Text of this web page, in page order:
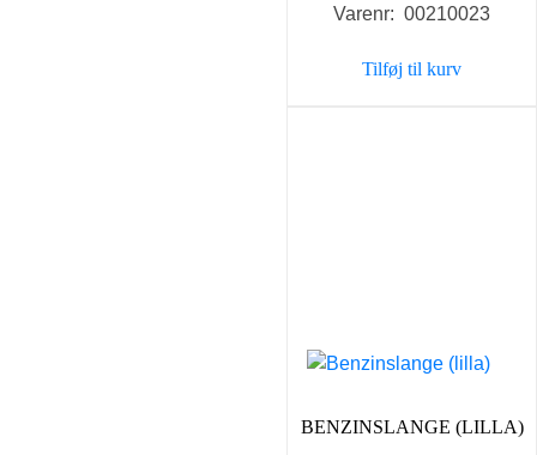
Varenr: 00210023
Tilføj til kurv
BENZINSLANGE (LILLA)